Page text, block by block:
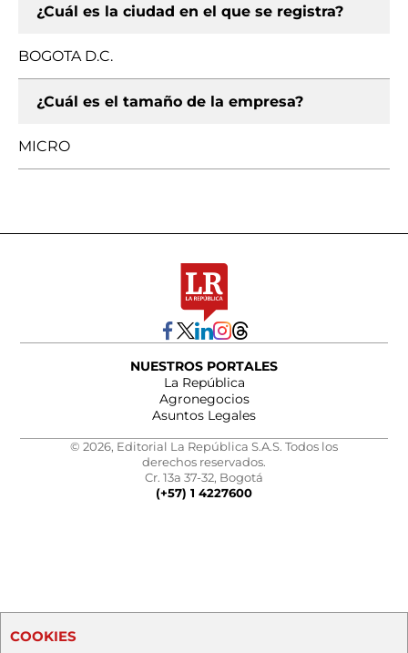
¿Cuál es la ciudad en el que se registra?
BOGOTA D.C.
¿Cuál es el tamaño de la empresa?
MICRO
NUESTROS PORTALES
La República
Agronegocios
Asuntos Legales
© 2026, Editorial La República S.A.S. Todos los
derechos reservados.
Cr. 13a 37-32, Bogotá
(+57) 1 4227600
COOKIES